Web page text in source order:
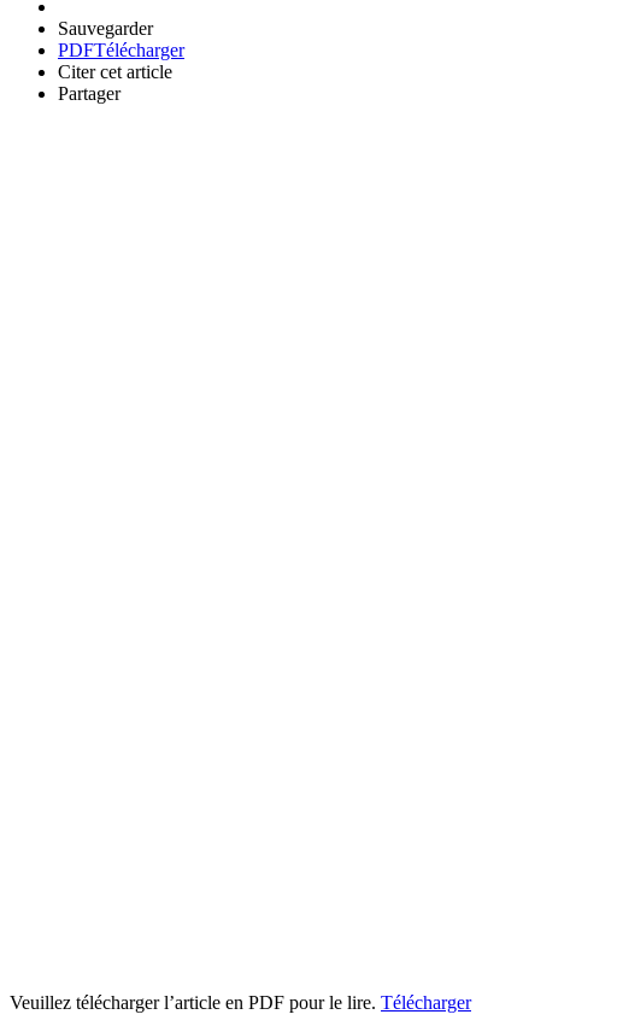
Sauvegarder
PDFTélécharger
Citer cet article
Partager
Veuillez télécharger l’article en PDF pour le lire. Télécharger